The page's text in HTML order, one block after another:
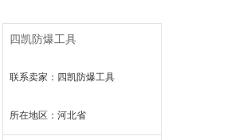
四凯防爆工具
联系卖家：四凯防爆工具
所在地区： 河北省